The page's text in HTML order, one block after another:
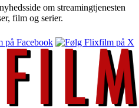
om streamingtjenesten
film og serier.